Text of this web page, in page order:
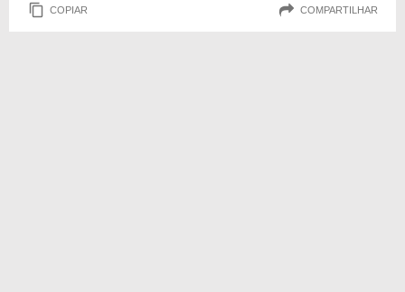
COPIAR COMPARTILHAR